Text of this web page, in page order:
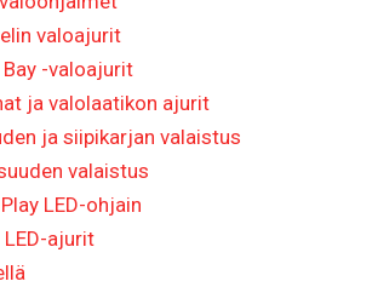
valoajurit
Bay -valoajurit
ja valolaatikon ajurit
ja siipikarjan valaistus
valaistus
LED-ohjain
LED-ajurit